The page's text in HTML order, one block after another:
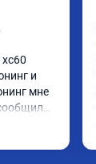
и
мне